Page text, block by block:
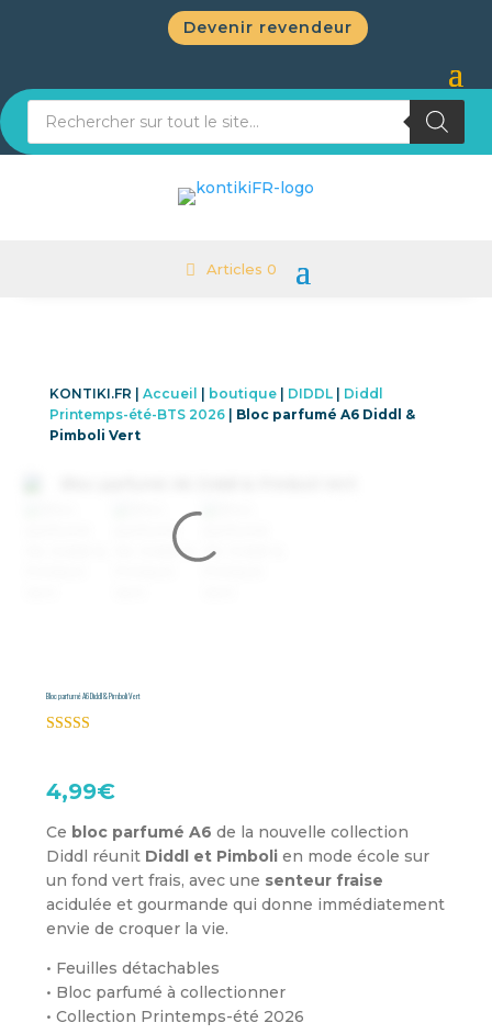
Devenir revendeur
Articles 0
KONTIKI.FR | Accueil boutique| DIDDL| Diddl
Printemps-été-BTS 2026| Bloc parfumé A6 Diddl &
Pimboli Vert
Bloc parfumé A6 Diddl & Pimboli Vert
client
4,99€
Ce bloc parfumé A6 de la nouvelle collection
Diddl réunit Diddl et Pimboli en mode école sur
un fond vert frais, avec une senteur fraise
acidulée et gourmande qui donne immédiatement
envie de croquer la vie.
• Feuilles détachables
• Bloc parfumé à collectionner
• Collection Printemps-été 2026